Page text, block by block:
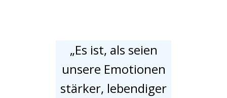
„Es ist, als seien
unsere Emotionen
stärker, lebendiger